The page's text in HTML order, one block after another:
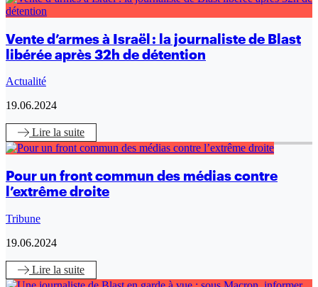
Vente d’armes à Israël : la journaliste de Blast
libérée après 32h de détention
Actualité
19.06.2024
Lire la suite
Pour un front commun des médias contre
l’extrême droite
Tribune
19.06.2024
Lire la suite